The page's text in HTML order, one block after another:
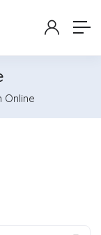
Online